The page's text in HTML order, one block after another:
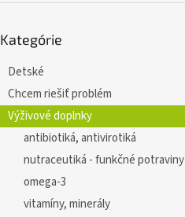
kategórie
Kategórie
Detské
Chcem riešiť problém
Výživové doplnky
antibiotiká, antivirotiká
nutraceutiká - funkčné potraviny
omega-3
vitamíny, minerály